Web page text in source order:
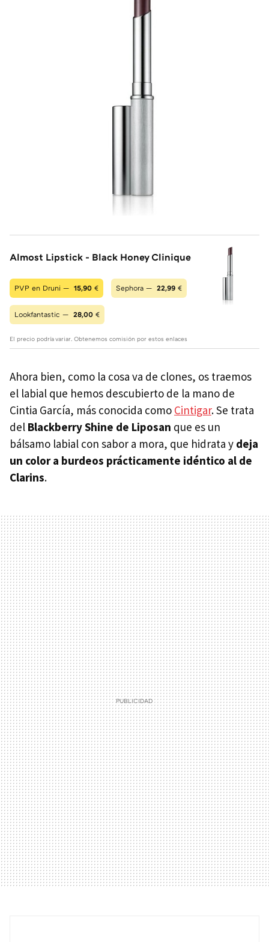
Almost Lipstick - Black Honey Clinique
PVP en Druni — 15,90 € Sephora — 22,99 €
Lookfantastic — 28,00 €
El precio podría variar. Obtenemos comisión por estos enlaces
Ahora bien, como la cosa va de clones, os traemos
el labial que hemos descubierto de la mano de
Cintia García, más conocida como Cintigar. Se trata
del Blackberry Shine de Liposan que es un
bálsamo labial con sabor a mora, que hidrata y deja
un color a burdeos prácticamente idéntico al de
Clarins.